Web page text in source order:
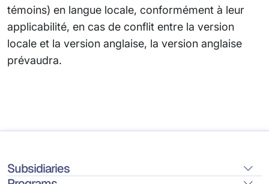
témoins) en langue locale, conformément à leur
applicabilité, en cas de conflit entre la version
locale et la version anglaise, la version anglaise
prévaudra.
Subsidiaries